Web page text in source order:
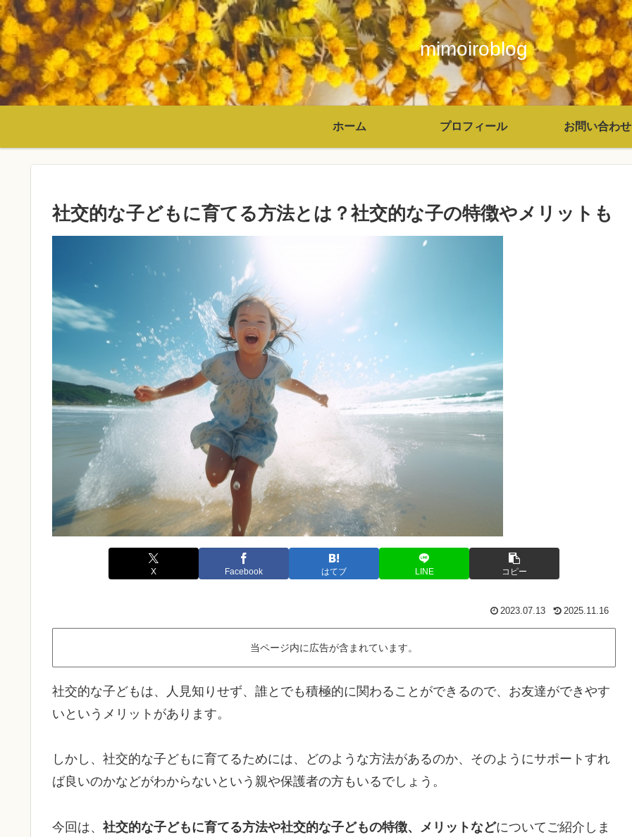
mimoiroblog
ホーム プロフィール お問い合わせ
社交的な子どもに育てる方法とは？社交的な子の特徴やメリットも
X Facebook はてブ LINE コピー
2023.07.13 2025.11.16
当ページ内に広告が含まれています。
社交的な子どもは、人見知りせず、誰とでも積極的に関わることができるので、お友達ができやす
いというメリットがあります。
しかし、社交的な子どもに育てるためには、どのような方法があるのか、そのようにサポートすれ
ば良いのかなどがわからないという親や保護者の方もいるでしょう。
今回は、 社交的な子どもに育てる方法や社交的な子どもの特徴、メリットなどについてご紹介しま